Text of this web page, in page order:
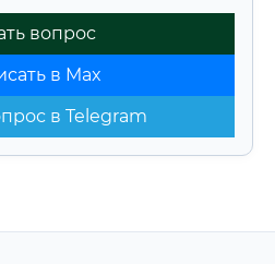
вопрос
в Max
в Telegram